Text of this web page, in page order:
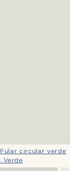
Fular circular verde
Verde